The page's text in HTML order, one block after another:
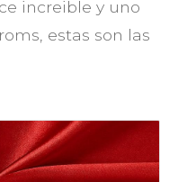
increible y uno
estas son las